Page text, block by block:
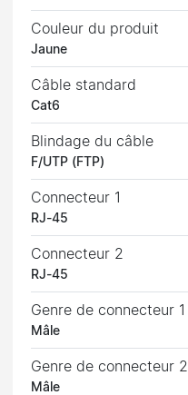
Couleur du produit
Jaune
Câble standard
Cat6
Blindage du câble
F/UTP (FTP)
Connecteur 1
RJ-45
Connecteur 2
RJ-45
Genre de connecteur 1
Mâle
Genre de connecteur 2
Mâle